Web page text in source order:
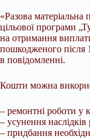
«Разова матеріальна
цільової програми
на отримання
пошкодженого після
в повідомленні.
Кошти можна
– ремонтні роботи у
– усунення
– придбання